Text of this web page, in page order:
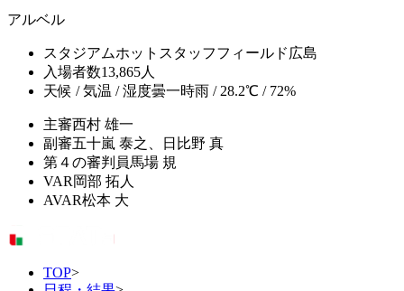
アルベル
スタジアムホットスタッフフィールド広島
入場者数13,865人
天候 / 気温 / 湿度曇一時雨 / 28.2℃ / 72%
主審西村 雄一
副審五十嵐 泰之、日比野 真
第４の審判員馬場 規
VAR 岡部 拓人
AVAR松本 大
TOP>